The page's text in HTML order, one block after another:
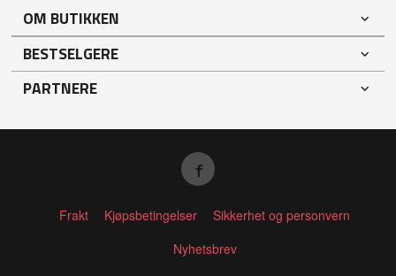
OM BUTIKKEN
BESTSELGERE
PARTNERE
Frakt Kjøpsbetingelser
Sikkerhet og personvern
Nyhetsbrev